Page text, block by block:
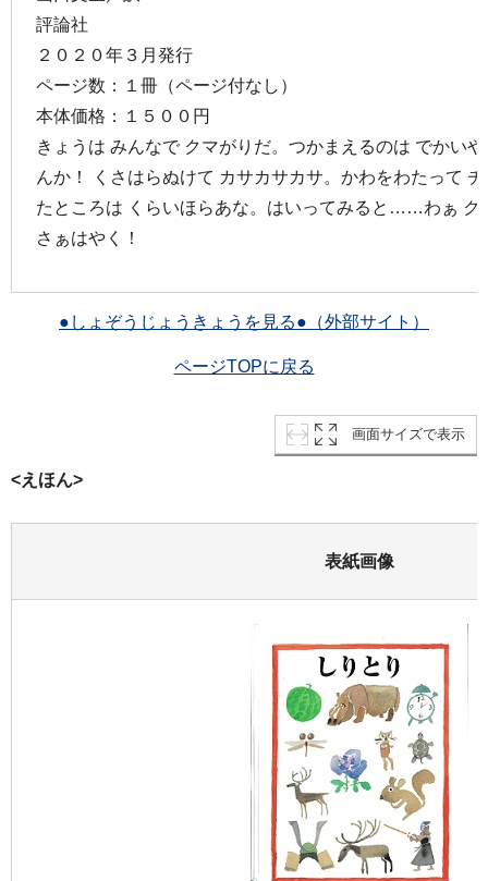
評論社
２０２０年３月発行
ページ数：１冊（ページ付なし）
本体価格：１５００円
きょうは みんなで クマがりだ。つかまえるのは でかい
んか！ くさはらぬけて カサカサカサ。かわをわたって
たところは くらいほらあな。はいってみると……わぁ ク
さぁはやく！
●しょぞうじょうきょうを見る●（外部サイト）
ページTOPに戻る
画面サイズで表示
<えほん>
表紙画像